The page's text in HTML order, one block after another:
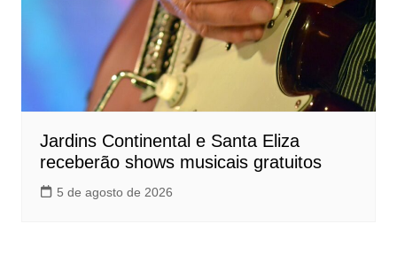
Jardins Continental e Santa Eliza
receberão shows musicais gratuitos
5 de agosto de 2026